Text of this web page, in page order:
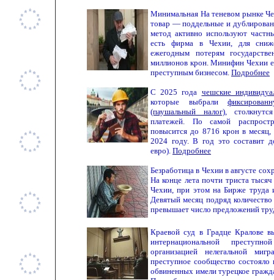
Минимальная На теневом рынке
товар — поддельные и
метод активно используют
есть фирма в Чехии, для
ежегодным потерям
миллионов крон. Минифин Чехии
преступным бизнесом. Подробнее
С 2025 года чешские
которые выбрали
(паушальный налог),
платежей. По самой
повысится до 8716 крон в
2024 году. В год это составит
евро). Подробнее
Безработица в Чехии в августе
На конце лета почти триста
Чехии, при этом на Бирже труда
Девятый месяц подряд
превышает число предложений
Краевой суд в Градце Кралове
интернациональной
организацией нелегальной
преступное сообщество
обвиненных имели турецкое